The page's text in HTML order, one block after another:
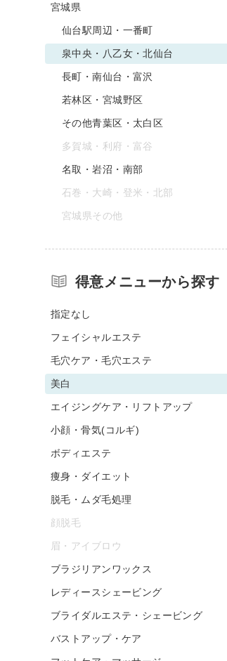
宮城県
仙台駅周辺・一番町
泉中央・八乙女・北仙台
長町・南仙台・富沢
若林区・宮城野区
その他青葉区・太白区
多賀城・利府・富谷
名取・岩沼・南部
石巻・大崎・登米・北部
宮城県その他
得意メニューから探す
指定なし
フェイシャルエステ
毛穴ケア・毛穴エステ
美白
エイジングケア・リフトアップ
小顔・骨気(コルギ)
ボディエステ
痩身・ダイエット
脱毛・ムダ毛処理
顔脱毛
眉・アイブロウ
ブラジリアンワックス
レディースシェービング
ブライダルエステ・シェービング
バストアップ・ケア